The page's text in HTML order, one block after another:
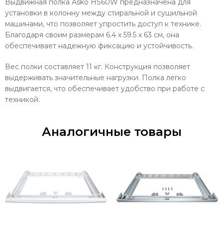
Выдвижная полка Asko HS60W предназначена для
установки в колонну между стиральной и сушильной
машинами, что позволяет упростить доступ к технике.
Благодаря своим размерам 6.4 х 59.5 х 63 см, она
обеспечивает надежную фиксацию и устойчивость.
Вес полки составляет 11 кг. Конструкция позволяет
выдерживать значительные нагрузки. Полка легко
выдвигается, что обеспечивает удобство при работе с
техникой.
Аналогичные товары